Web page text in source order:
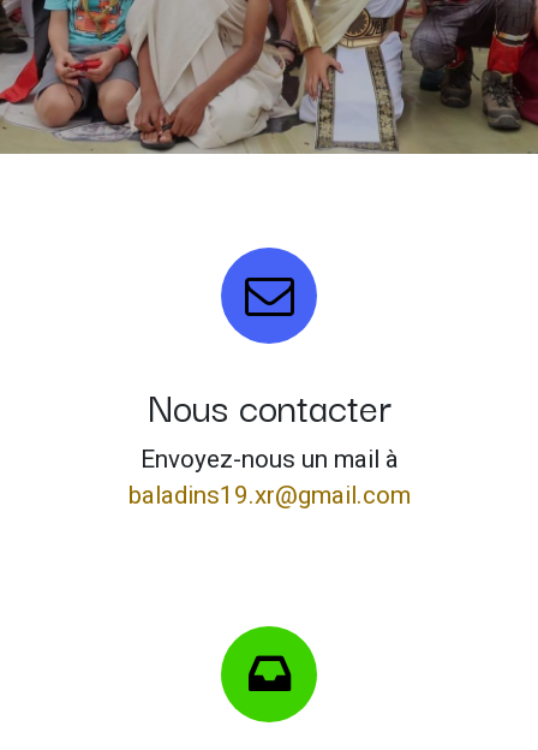
Nous contacter
Envoyez-nous un mail à
baladins19.xr@gmail.com